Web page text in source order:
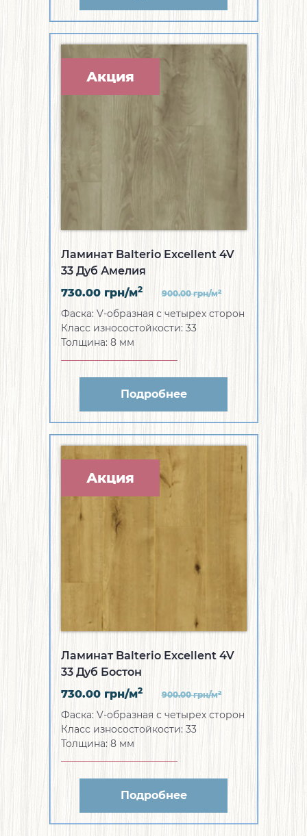
Акция
Ламинат Balterio Excellent 4V
33 Дуб Амелия
730.00 грн/м2 900.00грн/м2
Фаска: V-образная с четырех сторон
Класс износостойкости: 33
Толщина: 8 мм
Подробнее
Акция
Ламинат Balterio Excellent 4V
33 Дуб Бостон
730.00 грн/м2 900.00грн/м2
Фаска: V-образная с четырех сторон
Класс износостойкости: 33
Толщина: 8 мм
Подробнее